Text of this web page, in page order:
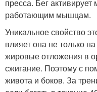
пресса. Бег
работающим мышцам.
Уникальное свойство
влияет она не только
жировые отложения в
сжигание. Поэтому с
живота и боков. За